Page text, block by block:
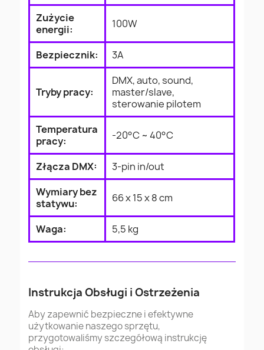
Zużycie
energii:
100W
Bezpiecznik: 3A
Tryby pracy:
DMX, auto, sound,
master/slave,
sterowanie pilotem
Temperatura
pracy:
-20°C ~ 40°C
Złącza DMX:
3-pin in/out
Wymiary bez
statywu:
66 x 15 x 8 cm
Waga: 5,5 kg
Instrukcja Obsługi i Ostrzeżenia
Aby zapewnić bezpieczne i efektywne
użytkowanie naszego sprzętu,
przygotowaliśmy szczegółową instrukcję